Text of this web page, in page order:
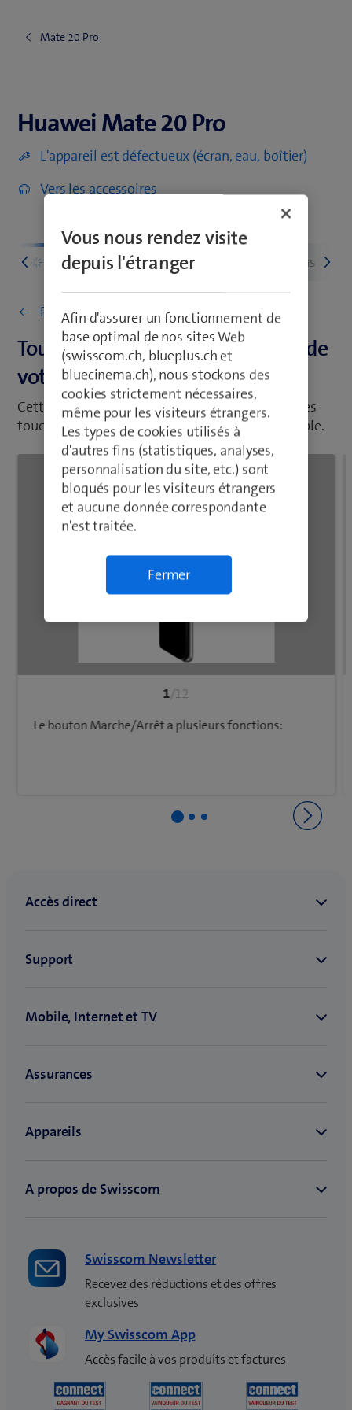
Mate 20 Pro
Huawei Mate 20 Pro
Huawei Mate 20 Pro
L'appareil est défectueux (écran, eau, boîtier)
Vers les accessoires
Premiers pas Réseau et connections
Retourner à Premiers pas
Touches, boutons et connecteurs de
votre portable
Cette présentation vous indique les fonctions des
touches, boutons et connecteurs de votre portable.
1 /12
Le bouton Marche/Arrêt a plusieurs fonctions:
Swisscom Newsletter
Recevez des réductions et des offres
exclusives
My Swisscom App
Accès facile à vos produits et factures
Vous nous rendez visite
depuis l'étranger
Afin d'assurer un fonctionnement de
base optimal de nos sites Web
(swisscom.ch, blueplus.ch et
bluecinema.ch), nous stockons des
cookies strictement nécessaires,
même pour les visiteurs étrangers.
Les types de cookies utilisés à
d'autres fins (statistiques, analyses,
personnalisation du site, etc.) sont
bloqués pour les visiteurs étrangers
et aucune donnée correspondante
n'est traitée.
Fermer